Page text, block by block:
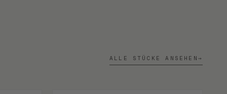
ALLE STÜCKE ANSEHEN →